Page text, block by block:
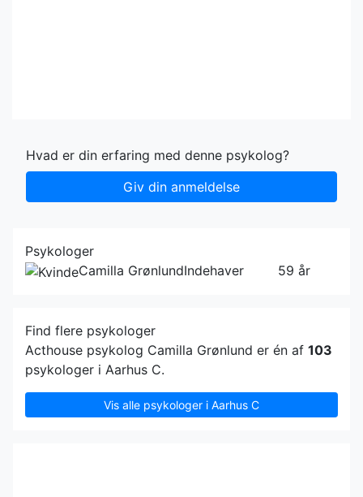
Hvad er din erfaring med denne psykolog?
Giv din anmeldelse
Psykologer
Camilla GrønlundIndehaver 59 år
Find flere psykologer
Acthouse psykolog Camilla Grønlund er én af 103
psykologer i Aarhus C.
Vis alle psykologer i Aarhus C